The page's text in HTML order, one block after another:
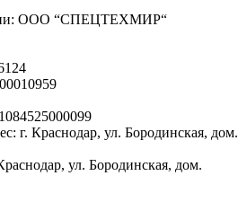
ООО “СПЕЦТЕХМИР“
г. Краснодар, ул. Бородинская, дом.
ул. Бородинская, дом.